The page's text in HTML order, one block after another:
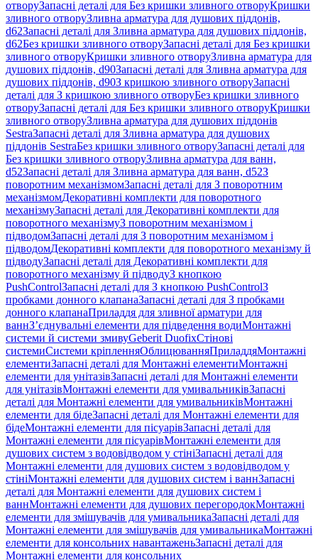
отворуЗапасні деталі для Без кришки зливного отворуКришки
зливного отворуЗливна арматура для душових піддонів,
d62Запасні деталі для Зливна арматура для душових піддонів,
d62Без кришки зливного отворуЗапасні деталі для Без кришки
зливного отворуКришки зливного отворуЗливна арматура для
душових піддонів, d90Запасні деталі для Зливна арматура для
душових піддонів, d90З кришкою зливного отворуЗапасні
деталі для З кришкою зливного отворуБез кришки зливного
отворуЗапасні деталі для Без кришки зливного отворуКришки
зливного отворуЗливна арматура для душових піддонів
SestraЗапасні деталі для Зливна арматура для душових
піддонів SestraБез кришки зливного отворуЗапасні деталі для
Без кришки зливного отворуЗливна арматура для ванн,
d52Запасні деталі для Зливна арматура для ванн, d52З
поворотним механізмомЗапасні деталі для З поворотним
механізмомДекоративні комплекти для поворотного
механізмуЗапасні деталі для Декоративні комплекти для
поворотного механізмуЗ поворотним механізмом і
підводомЗапасні деталі для З поворотним механізмом і
підводомДекоративні комплекти для поворотного механізму й
підводуЗапасні деталі для Декоративні комплекти для
поворотного механізму й підводуЗ кнопкою
PushControlЗапасні деталі для З кнопкою PushControlЗ
пробками донного клапанаЗапасні деталі для З пробками
донного клапанаПриладдя для зливної арматури для
ваннЗ’єднувальні елементи для підведення водиМонтажні
системи й системи змивуGeberit DuofixСтінові
системиСистеми кріпленняОблицюванняПриладдяМонтажні
елементиЗапасні деталі для Монтажні елементиМонтажні
елементи для унітазівЗапасні деталі для Монтажні елементи
для унітазівМонтажні елементи для умивальниківЗапасні
деталі для Монтажні елементи для умивальниківМонтажні
елементи для бідеЗапасні деталі для Монтажні елементи для
бідеМонтажні елементи для пісуарівЗапасні деталі для
Монтажні елементи для пісуарівМонтажні елементи для
душових систем з водовідводом у стініЗапасні деталі для
Монтажні елементи для душових систем з водовідводом у
стініМонтажні елементи для душових систем і ваннЗапасні
деталі для Монтажні елементи для душових систем і
ваннМонтажні елементи для душових перегородокМонтажні
елементи для змішувачів для умивальникаЗапасні деталі для
Монтажні елементи для змішувачів для умивальникаМонтажні
елементи для консольних навантаженьЗапасні деталі для
Монтажні елементи для консольних